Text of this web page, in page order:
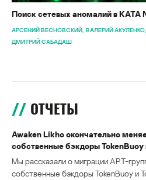
Поиск сетевых аномалий в KATA
АРСЕНИЙ ВЕСНОВСКИЙ ВАЛЕРИЙ АКУЛЕНКО
ДМИТРИЙ САБАДАШ
ОТЧЕТЫ
Awaken Likho окончательно
собственные бэкдоры TokenBuoy
Мы рассказали о миграции APT-
собственные бэкдоры TokenBuoy и